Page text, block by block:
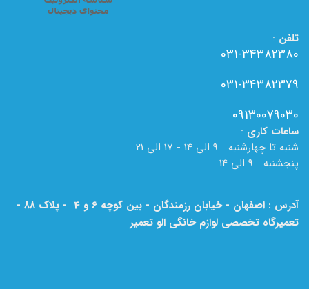
تلفن :
031-34382380
031-34382379
09130079030
ساعات کاری :
شنبه تا چهارشنبه 9 الی 14 - 17 الی 21
پنجشنبه 9 الی 14
آدرس : اصفهان - خیابان رزمندگان - بین کوچه 6 و 4 - پلاک 88 -
تعمیرگاه تخصصی لوازم خانگی الو تعمیر